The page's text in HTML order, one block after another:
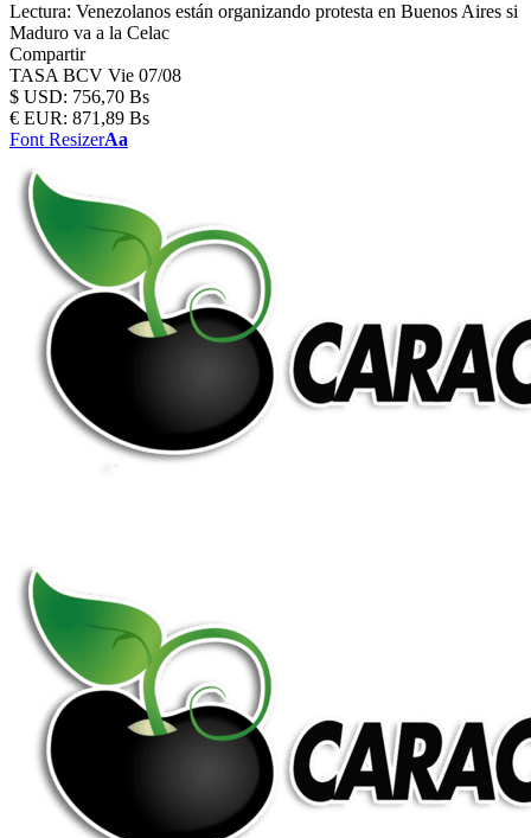
Lectura: Venezolanos están organizando protesta en Buenos Aires si
Maduro va a la Celac
Compartir
TASA BCV Vie 07/08
$ USD: 756,70 Bs
€ EUR: 871,89 Bs
Font ResizerAa